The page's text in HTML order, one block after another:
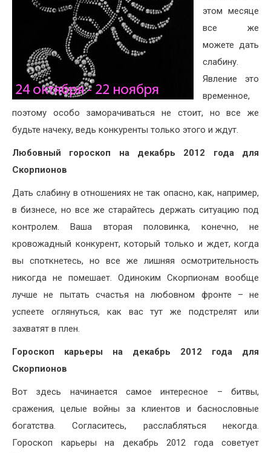
этом месяце
все же
можете дать
слабину.
Явление это
временное,
поэтому особо заморачиваться не стоит, но все же
будьте начеку, ведь конкуренты только этого и ждут.
Любовный гороскоп на декабрь 2012 года для
Скорпионов
Дать слабину в отношениях не так опасно, как, например,
в бизнесе, но все же старайтесь держать ситуацию под
контролем. Ваша вторая половинка, конечно, не
кровожадный конкурент, который только и ждет, когда
вы споткнетесь, но все же лишняя осмотрительность
никогда не помешает. Одиноким Скорпионам вообще
лучше не пытать счастья на любовном фронте – не
успеете оглянуться, как вас тут же подстрелят или
захватят в плен.
Гороскоп карьеры на декабрь 2012 года для
Скорпионов
Вот здесь начинается самое интересное – битвы,
сражения, целые войны за клиентов и баснословные
богатства. Согласитесь, расслабляться некогда.
Гороскоп карьеры на декабрь 2012 года советует